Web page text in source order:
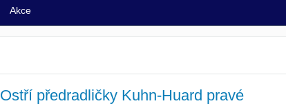
Akce
Ostří předradličky Kuhn-Huard pravé